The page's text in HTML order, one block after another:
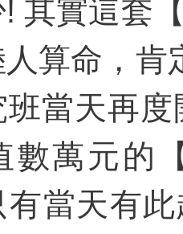
其實這套
算命，肯
當天再
數萬元的
有當天有